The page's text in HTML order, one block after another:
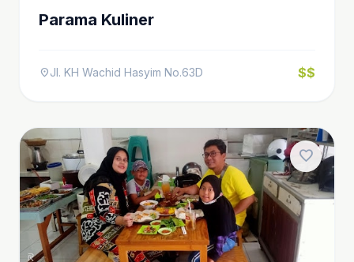
Parama Kuliner
location_onJl. KH Wachid Hasyim No.63D $$
favorite